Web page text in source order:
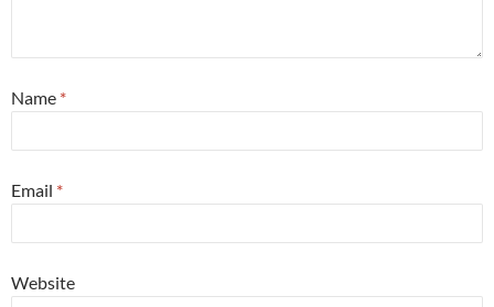
Name *
Email *
Website